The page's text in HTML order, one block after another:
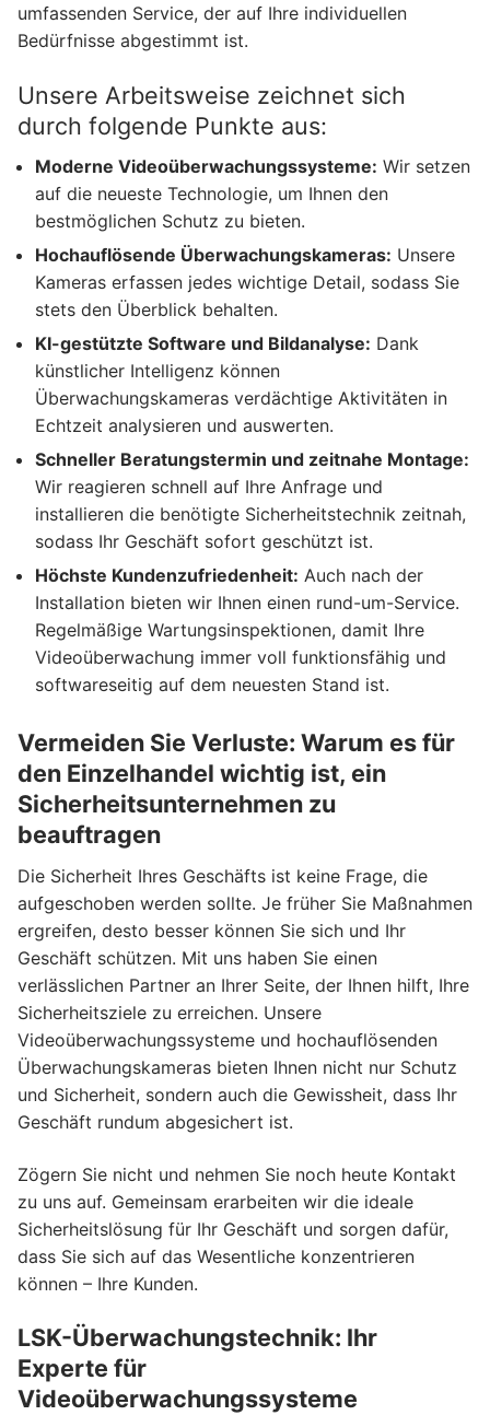
umfassenden Service, der auf Ihre individuellen
Bedürfnisse abgestimmt ist.
Unsere Arbeitsweise zeichnet sich
durch folgende Punkte aus:
Moderne Videoüberwachungssysteme: Wir setzen
auf die neueste Technologie, um Ihnen den
bestmöglichen Schutz zu bieten.
Hochauflösende Überwachungskameras: Unsere
Kameras erfassen jedes wichtige Detail, sodass Sie
stets den Überblick behalten.
KI-gestützte Software und Bildanalyse: Dank
künstlicher Intelligenz können
Überwachungskameras verdächtige Aktivitäten in
Echtzeit analysieren und auswerten.
Schneller Beratungstermin und zeitnahe Montage:
Wir reagieren schnell auf Ihre Anfrage und
installieren die benötigte Sicherheitstechnik zeitnah,
sodass Ihr Geschäft sofort geschützt ist.
Höchste Kundenzufriedenheit: Auch nach der
Installation bieten wir Ihnen einen rund-um-Service.
Regelmäßige Wartungsinspektionen, damit Ihre
Videoüberwachung immer voll funktionsfähig und
softwareseitig auf dem neuesten Stand ist.
Vermeiden Sie Verluste: Warum es für
den Einzelhandel wichtig ist, ein
Sicherheitsunternehmen zu
beauftragen
Die Sicherheit Ihres Geschäfts ist keine Frage, die
aufgeschoben werden sollte. Je früher Sie Maßnahmen
ergreifen, desto besser können Sie sich und Ihr
Geschäft schützen. Mit uns haben Sie einen
verlässlichen Partner an Ihrer Seite, der Ihnen hilft, Ihre
Sicherheitsziele zu erreichen. Unsere
Videoüberwachungssysteme und hochauflösenden
Überwachungskameras bieten Ihnen nicht nur Schutz
und Sicherheit, sondern auch die Gewissheit, dass Ihr
Geschäft rundum abgesichert ist.
Zögern Sie nicht und nehmen Sie noch heute Kontakt
zu uns auf. Gemeinsam erarbeiten wir die ideale
Sicherheitslösung für Ihr Geschäft und sorgen dafür,
dass Sie sich auf das Wesentliche konzentrieren
können – Ihre Kunden.
LSK-Überwachungstechnik: Ihr
Experte für
Videoüberwachungssysteme